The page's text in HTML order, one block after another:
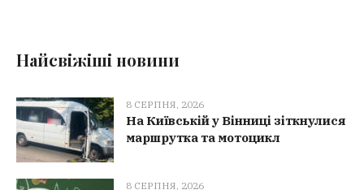
Найсвіжіші новини
8 СЕРПНЯ, 2026
На Київській у Вінниці зіткнулися
маршрутка та мотоцикл
8 СЕРПНЯ, 2026